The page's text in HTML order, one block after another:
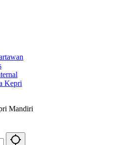
Kepri
Mandiri